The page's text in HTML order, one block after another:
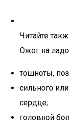
Читайте
Ожог на
тошноты,
сильного
сердце;
головной